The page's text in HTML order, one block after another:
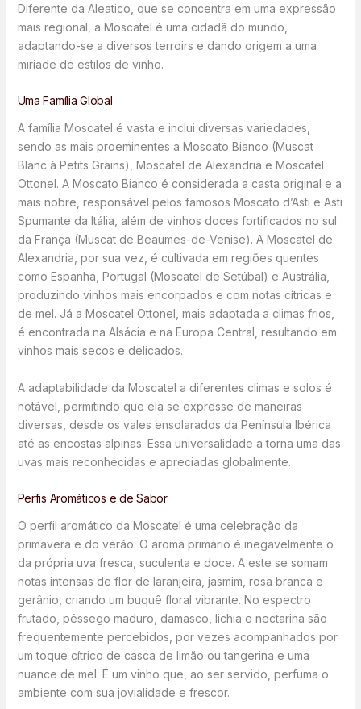
Diferente da Aleatico, que se concentra em uma expressão
mais regional, a Moscatel é uma cidadã do mundo,
adaptando-se a diversos terroirs e dando origem a uma
miríade de estilos de vinho.
Uma Família Global
A família Moscatel é vasta e inclui diversas variedades,
sendo as mais proeminentes a Moscato Bianco (Muscat
Blanc à Petits Grains), Moscatel de Alexandria e Moscatel
Ottonel. A Moscato Bianco é considerada a casta original e a
mais nobre, responsável pelos famosos Moscato d’Asti e Asti
Spumante da Itália, além de vinhos doces fortificados no sul
da França (Muscat de Beaumes-de-Venise). A Moscatel de
Alexandria, por sua vez, é cultivada em regiões quentes
como Espanha, Portugal (Moscatel de Setúbal) e Austrália,
produzindo vinhos mais encorpados e com notas cítricas e
de mel. Já a Moscatel Ottonel, mais adaptada a climas frios,
é encontrada na Alsácia e na Europa Central, resultando em
vinhos mais secos e delicados.
A adaptabilidade da Moscatel a diferentes climas e solos é
notável, permitindo que ela se expresse de maneiras
diversas, desde os vales ensolarados da Península Ibérica
até as encostas alpinas. Essa universalidade a torna uma das
uvas mais reconhecidas e apreciadas globalmente.
Perfis Aromáticos e de Sabor
O perfil aromático da Moscatel é uma celebração da
primavera e do verão. O aroma primário é inegavelmente o
da própria uva fresca, suculenta e doce. A este se somam
notas intensas de flor de laranjeira, jasmim, rosa branca e
gerânio, criando um buquê floral vibrante. No espectro
frutado, pêssego maduro, damasco, lichia e nectarina são
frequentemente percebidos, por vezes acompanhados por
um toque cítrico de casca de limão ou tangerina e uma
nuance de mel. É um vinho que, ao ser servido, perfuma o
ambiente com sua jovialidade e frescor.